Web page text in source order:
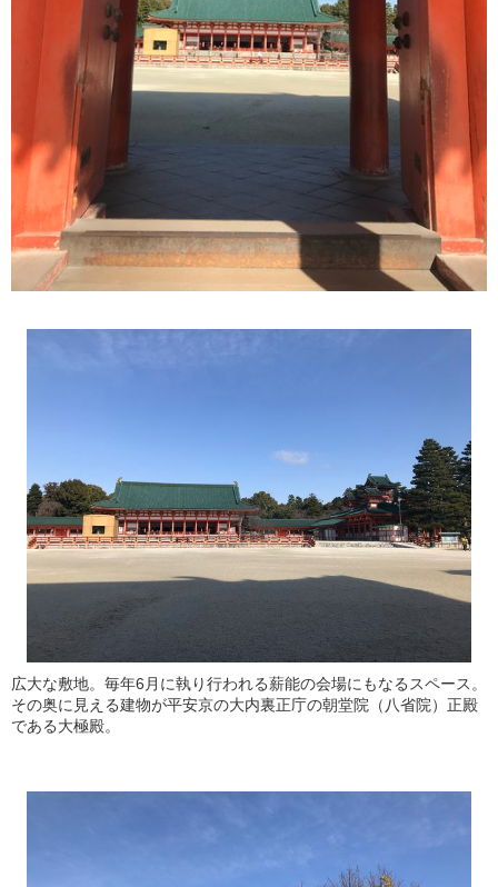
広大な敷地。毎年6月に執り行われる薪能の会場にもなるスペース。
その奥に見える建物が平安京の大内裏正庁の朝堂院（八省院）正殿
である大極殿。